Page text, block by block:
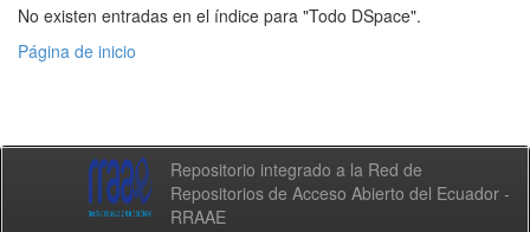
No existen entradas en el índice para "Todo DSpace".
Página de inicio
Repositorio integrado a la Red de
Repositorios de Acceso Abierto del Ecuador -
RRAAE